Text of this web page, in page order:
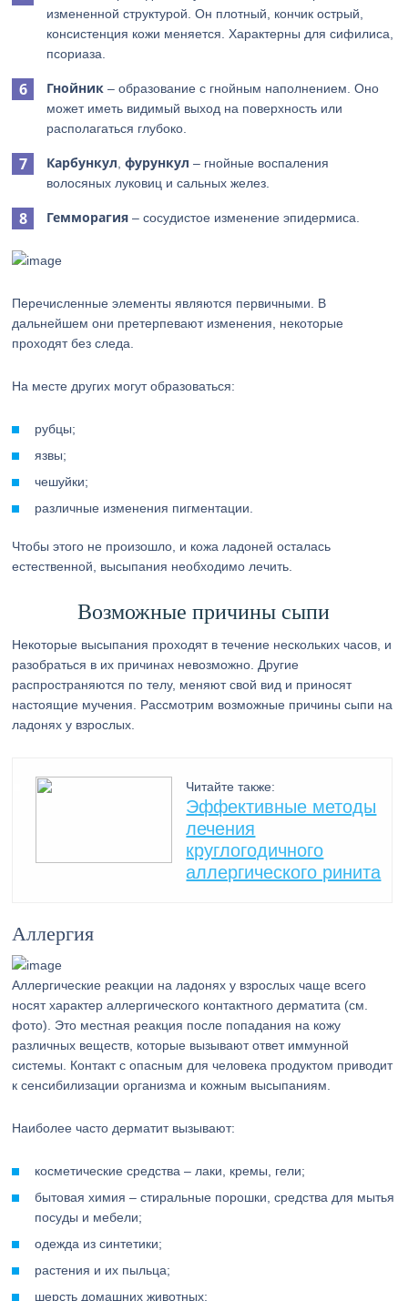
измененной структурой. Он плотный, кончик острый,
консистенция кожи меняется. Характерны для сифилиса,
псориаза.
Гнойник – образование с гнойным наполнением. Оно
может иметь видимый выход на поверхность или
располагаться глубоко.
Карбункул ,фурункул – гнойные воспаления
волосяных луковиц и сальных желез.
Гемморагия – сосудистое изменение эпидермиса.
Перечисленные элементы являются первичными. В
дальнейшем они претерпевают изменения, некоторые
проходят без следа.
На месте других могут образоваться:
рубцы;
язвы;
чешуйки;
различные изменения пигментации.
Чтобы этого не произошло, и кожа ладоней осталась
естественной, высыпания необходимо лечить.
Возможные причины сыпи
Некоторые высыпания проходят в течение нескольких часов, и
разобраться в их причинах невозможно. Другие
распространяются по телу, меняют свой вид и приносят
настоящие мучения. Рассмотрим возможные причины сыпи на
ладонях у взрослых.
Читайте также:
Эффективные методы
лечения
круглогодичного
аллергического ринита
Аллергия
Аллергические реакции на ладонях у взрослых чаще всего
носят характер аллергического контактного дерматита (см.
фото). Это местная реакция после попадания на кожу
различных веществ, которые вызывают ответ иммунной
системы. Контакт с опасным для человека продуктом приводит
к сенсибилизации организма и кожным высыпаниям.
Наиболее часто дерматит вызывают:
косметические средства – лаки, кремы, гели;
бытовая химия – стиральные порошки, средства для мытья
посуды и мебели;
одежда из синтетики;
растения и их пыльца;
шерсть домашних животных;